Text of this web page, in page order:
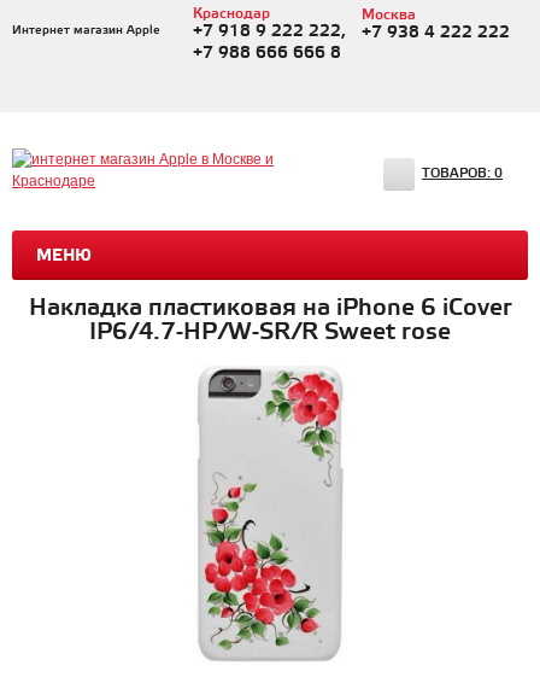
Интернет магазин Apple
Краснодар
+7 918 9 222 222,
+7 988 666 666 8
Москва
+7 938 4 222 222
МЕНЮ
ТОВАРОВ: 0
Накладка пластиковая на iPhone 6 iCover
IP6/4.7-HP/W-SR/R Sweet rose